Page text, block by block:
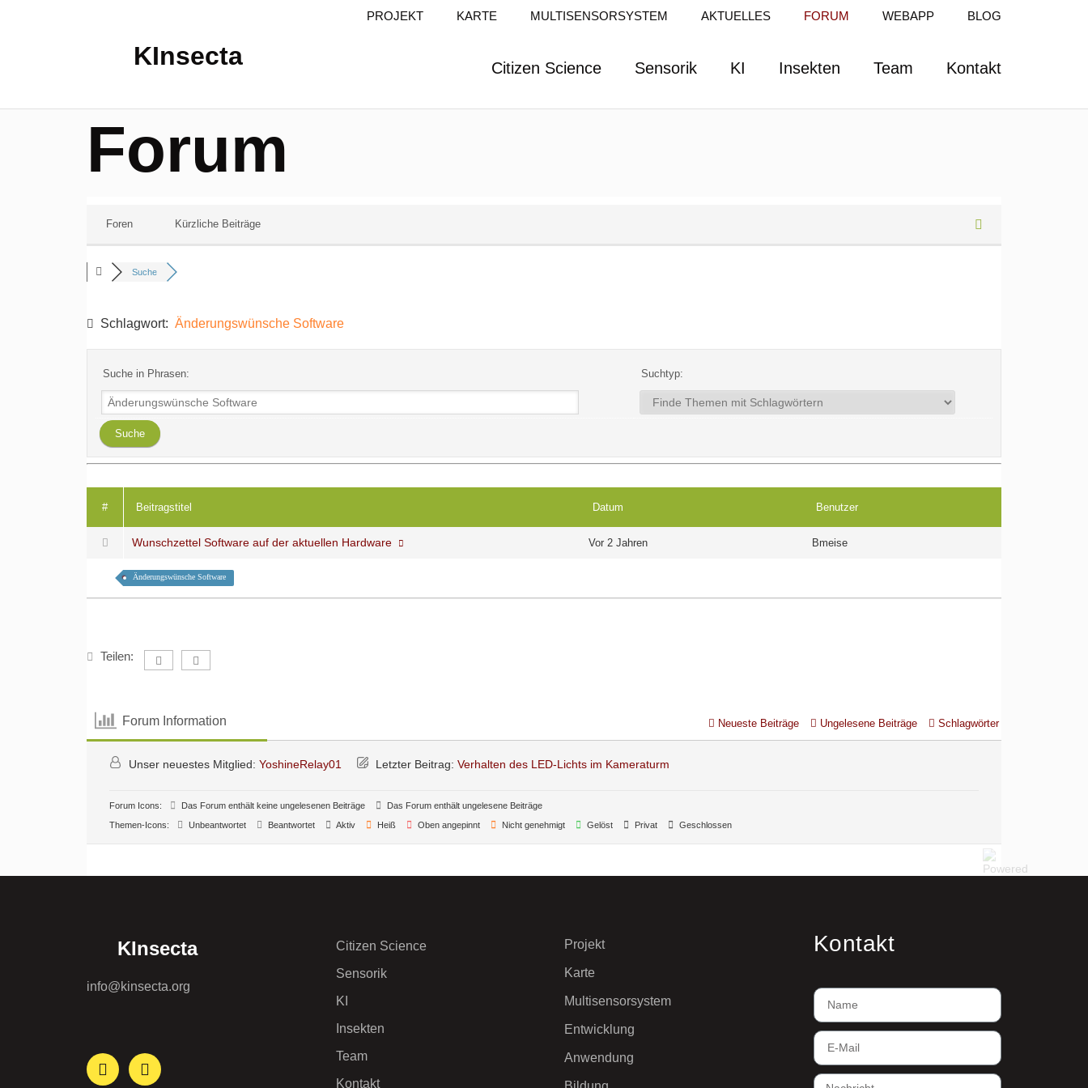
KInsecta
PROJEKT KARTE MULTISENSORSYSTEM AKTUELLES FORUM WEBAPP BLOG
Citizen Science Sensorik KI Insekten Team Kontakt
Forum
Foren Kürzliche Beiträge
Suche
Schlagwort: Änderungswünsche Software
Suche in Phrasen: Suchtyp:
# Beitragstitel Datum Benutzer
Wunschzettel Software auf der aktuellen Hardware Vor 2 Jahren Bmeise
Änderungswünsche Software
Teilen:
Forum Information Neueste Beiträge Ungelesene Beiträge Schlagwörter
Unser neuestes Mitglied: YoshineRelay01 Letzter Beitrag: Verhalten des LED-Lichts im Kameraturm
Forum Icons: Das Forum enthält keine ungelesenen Beiträge
Das Forum enthält ungelesene Beiträge
Themen-Icons:
Unbeantwortet Beantwortet Aktiv Heiß Oben angepinnt Nicht genehmigt Gelöst Privat Geschlossen
KInsecta
info@kinsecta.org
Citizen Science
Sensorik
KI
Insekten
Team
Kontakt
Projekt
Karte
Multisensorsystem
Entwicklung
Anwendung
Kontakt